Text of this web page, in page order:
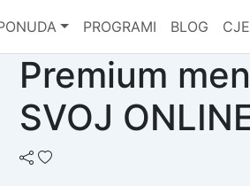
PROGRAMI BLOG
Premium
SVOJ